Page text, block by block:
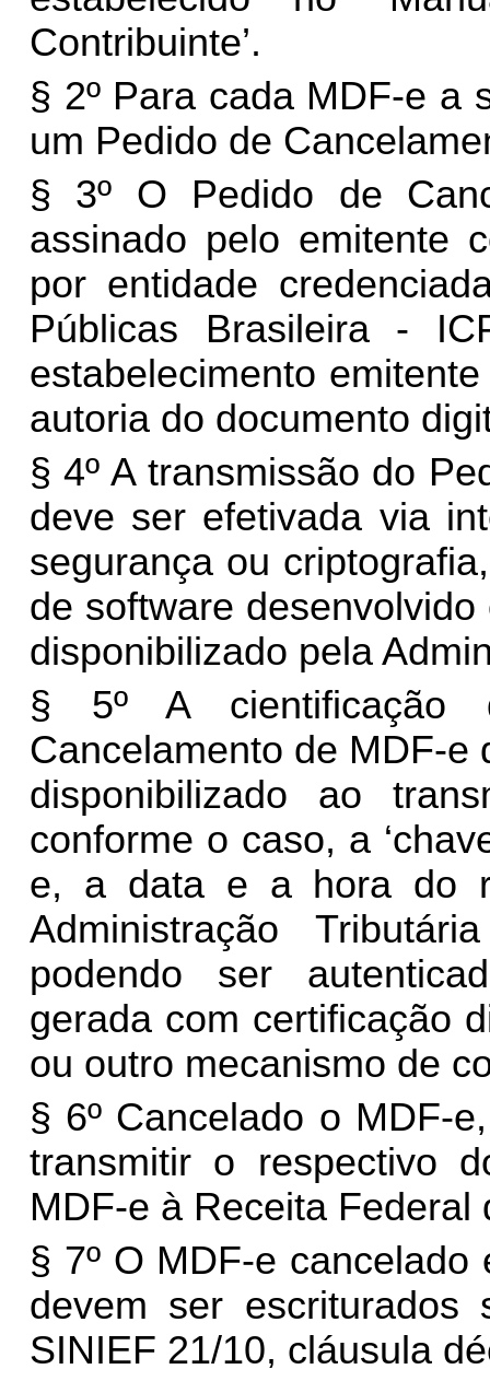
Contribuinte’.
§ 2º Para cada MDF-e a
um Pedido de
§ 3º O Pedido de
assinado pelo emitente
por entidade
Públicas Brasileira -
estabelecimento
autoria do documento
§ 4º A transmissão do
deve ser efetivada via
segurança ou
de software
disponibilizado pela
§ 5º A cientificação
Cancelamento de MDF-e
disponibilizado ao
conforme o caso, a
e, a data e a hora do
Administração
podendo ser
gerada com certificação
ou outro mecanismo de
§ 6º Cancelado o MDF-
transmitir o respectivo
MDF-e à Receita Federal
§ 7º O MDF-e
devem ser escriturados
SINIEF 21/10, cláusula